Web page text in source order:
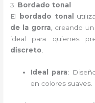
3. Bordado tonal
El
bordado tonal
de la gorra , creando
ideal para quienes
discreto
Ideal para:
en colores suaves.